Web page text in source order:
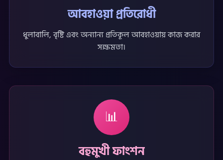
আবহাওয়া প্রতিরোধী
ধুলাবালি, বৃষ্টি এবং অন্যান্য প্রতিকূল আবহাওয়ায় কাজ করার
সক্ষমতা।
📊
বহুমুখী ফাংশন